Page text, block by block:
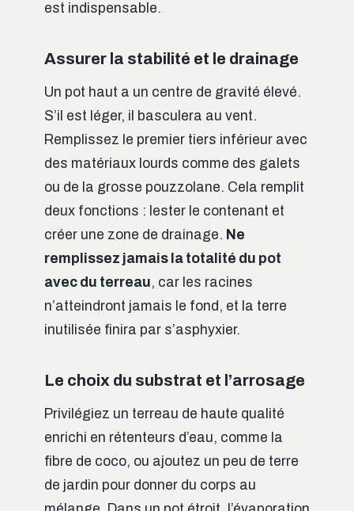
est indispensable.
Assurer la stabilité et le drainage
Un pot haut a un centre de gravité élevé.
S’il est léger, il basculera au vent.
Remplissez le premier tiers inférieur avec
des matériaux lourds comme des galets
ou de la grosse pouzzolane. Cela remplit
deux fonctions : lester le contenant et
créer une zone de drainage. Ne
remplissez jamais la totalité du pot
avec du terreau, car les racines
n’atteindront jamais le fond, et la terre
inutilisée finira par s’asphyxier.
Le choix du substrat et l’arrosage
Privilégiez un terreau de haute qualité
enrichi en rétenteurs d’eau, comme la
fibre de coco, ou ajoutez un peu de terre
de jardin pour donner du corps au